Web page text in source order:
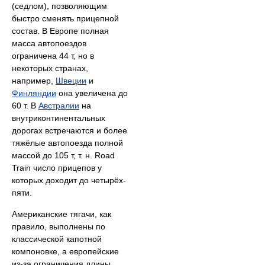
(седлом), позволяющим
быстро сменять прицепной
состав. В Европе полная
масса автопоездов
ограничена 44 т, но в
некоторых странах,
например, Швеции и
Финляндии она увеличена до
60 т. В Австралии на
внутриконтинентальных
дорогах встречаются и более
тяжёлые автопоезда полной
массой до 105 т, т. н. Road
Train число прицепов у
которых доходит до четырёх-
пяти.
Американские тягачи, как
правило, выполнены по
классической капотной
компоновке, а европейские